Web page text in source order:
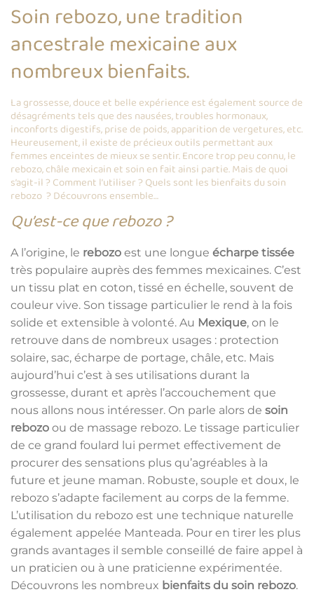
Soin rebozo, une tradition
ancestrale mexicaine aux
nombreux bienfaits.
La grossesse, douce et belle expérience est également source de
désagréments tels que des nausées, troubles hormonaux,
inconforts digestifs, prise de poids, apparition de vergetures, etc.
Heureusement, il existe de précieux outils permettant aux
femmes enceintes de mieux se sentir. Encore trop peu connu, le
rebozo, châle mexicain et soin en fait ainsi partie. Mais de quoi
s’agit-il ? Comment l’utiliser ? Quels sont les bienfaits du soin
rebozo ? Découvrons ensemble…
Qu’est-ce que rebozo ?
A l’origine, le rebozo est une longue écharpe tissée
très populaire auprès des femmes mexicaines. C’est
un tissu plat en coton, tissé en échelle, souvent de
couleur vive. Son tissage particulier le rend à la fois
solide et extensible à volonté. Au Mexique, on le
retrouve dans de nombreux usages : protection
solaire, sac, écharpe de portage, châle, etc. Mais
aujourd’hui c’est à ses utilisations durant la
grossesse, durant et après l’accouchement que
nous allons nous intéresser. On parle alors de soin
rebozo ou de massage rebozo. Le tissage particulier
de ce grand foulard lui permet effectivement de
procurer des sensations plus qu’agréables à la
future et jeune maman. Robuste, souple et doux, le
rebozo s’adapte facilement au corps de la femme.
L’utilisation du rebozo est une technique naturelle
également appelée Manteada. Pour en tirer les plus
grands avantages il semble conseillé de faire appel à
un praticien ou à une praticienne expérimentée.
Découvrons les nombreux bienfaits du soin rebozo.